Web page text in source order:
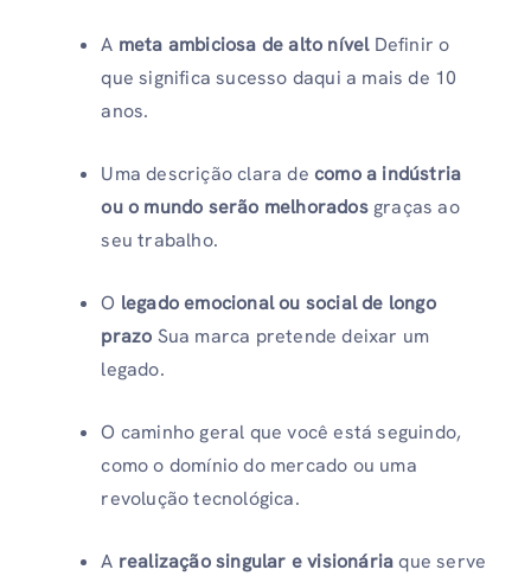
A meta ambiciosa de alto nível Definir o
que significa sucesso daqui a mais de 10
anos.
Uma descrição clara de como a indústria
ou o mundo serão melhoradosgraças ao
seu trabalho.
O legado emocional ou social de longo
prazo Sua marca pretende deixar um
legado.
O caminho geral que você está seguindo,
como o domínio do mercado ou uma
revolução tecnológica.
A realização singular e visionáriaque serve